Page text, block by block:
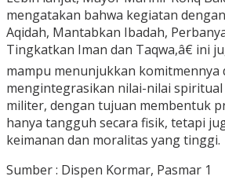
mengatakan bahwa kegiatan
Aqidah, Mantabkan Ibadah,
Tingkatkan Iman dan Taqwa,â€ ini
mampu menunjukkan komitmennya
mengintegrasikan nilai-nilai
militer, dengan tujuan membentuk
hanya tangguh secara fisik, tetapi
keimanan dan moralitas yang tinggi.
Sumber : Dispen Kormar, Pasmar 1